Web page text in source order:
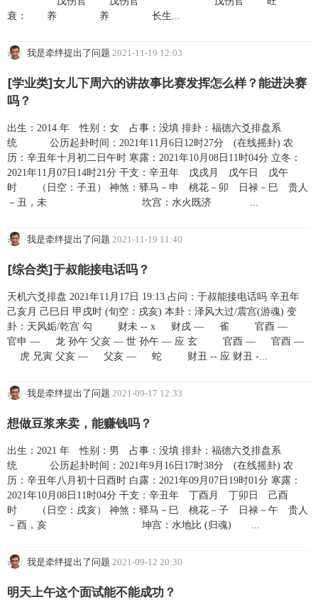
衰： 养 养 长生...
我是牵绊提出了问题 2021-11-19 12:03
[学业类]女儿下周六的讲故事比赛发挥怎么样？能进决赛
吗？
出生：2014 年 性别：女 占事：没填 排卦：福德六爻排盘系
统 公历起卦时间：2021年11月6日12时27分 (在线摇卦) 农
历：辛丑年十月初二日午时 寒露：2021年10月08日11时04分 立冬：
2021年11月07日14时21分 干支：辛丑年 戊戌月 戊午日 戊午
时 （日空：子丑） 神煞：驿马－申 桃花－卯 日禄－巳 贵人
－丑，未 坎宫：水火既济 ...
我是牵绊提出了问题 2021-11-19 11:40
[综合类]于叔能接电话吗？
天机六爻排盘 2021年11月17日 19:13 占问：于叔能接电话吗 辛丑年
己亥月 己巳日 甲戌时 (旬空：戌亥) 本卦：泽风大过/震宫(游魂) 变
卦：天风姤/乾宫 勾 财未 -- x 财戌 — 雀 官酉 —
官申 — 龙 孙午 父亥 — 世 孙午 — 应 玄 官酉 — 官酉 —
虎 兄寅 父亥 — 父亥 — 蛇 财丑 -- 应 财丑 -...
我是牵绊提出了问题 2021-09-17 12:33
想做豆浆来卖，能赚钱吗？
出生：2021 年 性别：男 占事：没填 排卦：福德六爻排盘系
统 公历起卦时间：2021年9月16日17时38分 (在线摇卦) 农
历：辛丑年八月初十日酉时 白露：2021年09月07日19时01分 寒露：
2021年10月08日11时04分 干支：辛丑年 丁酉月 丁卯日 己酉
时 （日空：戌亥） 神煞：驿马－巳 桃花－子 日禄－午 贵人
－酉，亥 坤宫：水地比 (归魂) ...
我是牵绊提出了问题 2021-09-12 20:30
明天上午这个面试能不能成功？